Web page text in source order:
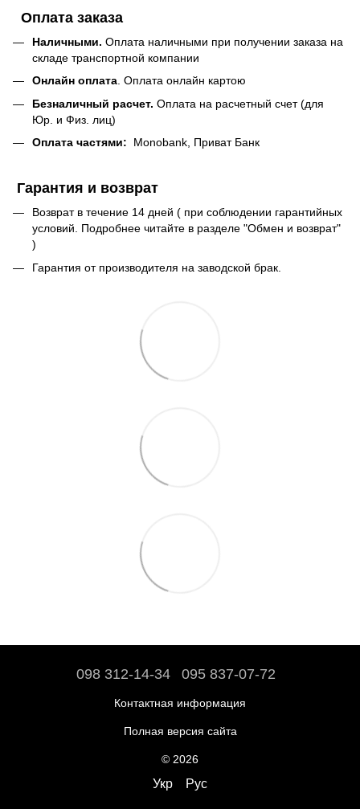
Оплата заказа
Наличными. Оплата наличными при получении заказа на
складе транспортной компании
Онлайн оплата . Оплата онлайн картою
Безналичный расчет. Оплата на расчетный счет (для
Юр. и Физ. лиц)
Оплата частями: Monobank, Приват Банк
Гарантия и возврат
Возврат в течение 14 дней ( при соблюдении гарантийных
условий. Подробнее читайте в разделе "Обмен и возврат"
)
Гарантия от производителя на заводской брак.
098 312-14-34 095 837-07-72
Контактная информация
Полная версия сайта
© 2026
Укр Рус